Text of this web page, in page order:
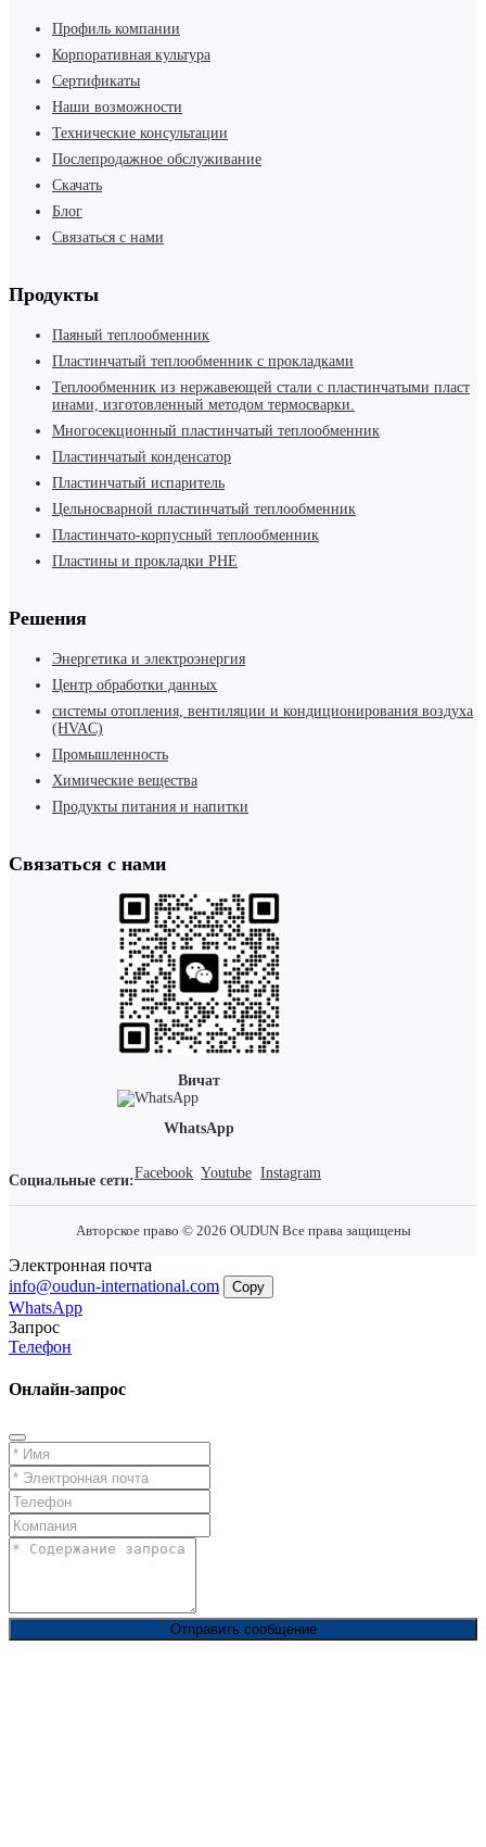
Профиль компании
Корпоративная культура
Сертификаты
Наши возможности
Технические консультации
Послепродажное обслуживание
Скачать
Блог
Связаться с нами
Продукты
Паяный теплообменник
Пластинчатый теплообменник с прокладками
Теплообменник из нержавеющей стали с пластинчатыми пласт
инами, изготовленный методом термосварки.
Многосекционный пластинчатый теплообменник
Пластинчатый конденсатор
Пластинчатый испаритель
Цельносварной пластинчатый теплообменник
Пластинчато-корпусный теплообменник
Пластины и прокладки PHE
Решения
Энергетика и электроэнергия
Центр обработки данных
системы отопления, вентиляции и кондиционирования воздуха
(HVAC)
Промышленность
Химические вещества
Продукты питания и напитки
Связаться с нами
Вичат
WhatsApp
Социальные сети:Facebook Youtube Instagram
Авторское право © 2026 OUDUN Все права защищены
Электронная почта
info@oudun-international.com
Copy
WhatsApp
Запрос
Телефон
Онлайн-запрос
Отправить сообщение